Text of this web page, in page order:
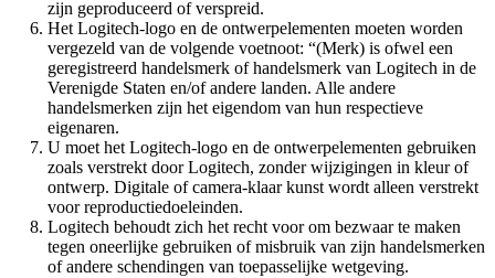
zijn geproduceerd of verspreid.
Het Logitech-logo en de ontwerpelementen moeten worden
vergezeld van de volgende voetnoot: “(Merk) is ofwel een
geregistreerd handelsmerk of handelsmerk van Logitech in de
Verenigde Staten en/of andere landen. Alle andere
handelsmerken zijn het eigendom van hun respectieve
eigenaren.
U moet het Logitech-logo en de ontwerpelementen gebruiken
zoals verstrekt door Logitech, zonder wijzigingen in kleur of
ontwerp. Digitale of camera-klaar kunst wordt alleen verstrekt
voor reproductiedoeleinden.
Logitech behoudt zich het recht voor om bezwaar te maken
tegen oneerlijke gebruiken of misbruik van zijn handelsmerken
of andere schendingen van toepasselijke wetgeving.